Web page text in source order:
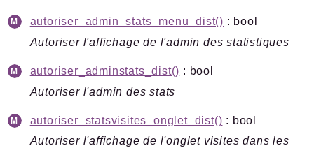
autoriser_admin_stats_menu_dist() : bool
Autoriser l'affichage de l'admin des statistiques
autoriser_adminstats_dist() : bool
Autoriser l'admin des stats
autoriser_statsvisites_onglet_dist() : bool
Autoriser l'affichage de l'onglet visites dans les